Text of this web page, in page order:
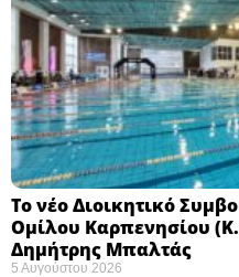
Το νέο Διοικητικό
Ομίλου Καρπενησίου
Δημήτρης Μπαλτάς
5 Αυγούστου 2026